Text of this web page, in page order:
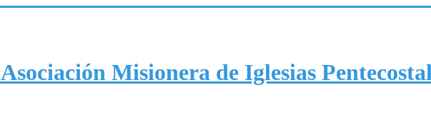
Asociación Misionera de Iglesias